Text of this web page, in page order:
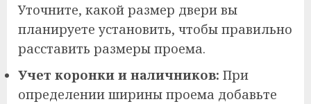
Уточните, какой размер двери вы
планируете установить, чтобы правильно
расставить размеры проема.
Учет коронки и наличников: При
определении ширины проема добавьте